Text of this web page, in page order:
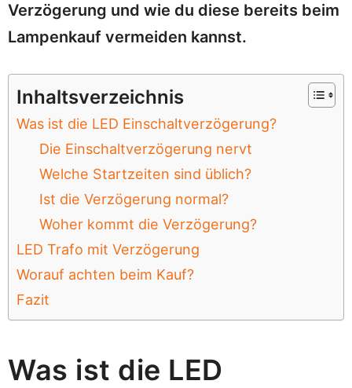
Verzögerung und wie du diese bereits beim
Lampenkauf vermeiden kannst.
Inhaltsverzeichnis
Was ist die LED Einschaltverzögerung?
Die Einschaltverzögerung nervt
Welche Startzeiten sind üblich?
Ist die Verzögerung normal?
Woher kommt die Verzögerung?
LED Trafo mit Verzögerung
Worauf achten beim Kauf?
Fazit
Was ist die LED